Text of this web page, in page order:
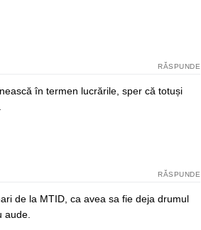
RĂSPUNDE
în termen lucrările, sper că totuși
RĂSPUNDE
de la MTID, ca avea sa fie deja drumul
aude.